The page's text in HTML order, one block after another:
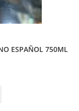
ESPAÑOL 750ML